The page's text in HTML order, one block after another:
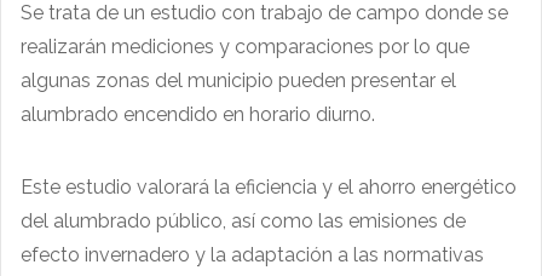
Se trata de un estudio con trabajo de campo donde se
realizarán mediciones y comparaciones por lo que
algunas zonas del municipio pueden presentar el
alumbrado encendido en horario diurno.
Este estudio valorará la eficiencia y el ahorro energético
del alumbrado público, así como las emisiones de
efecto invernadero y la adaptación a las normativas